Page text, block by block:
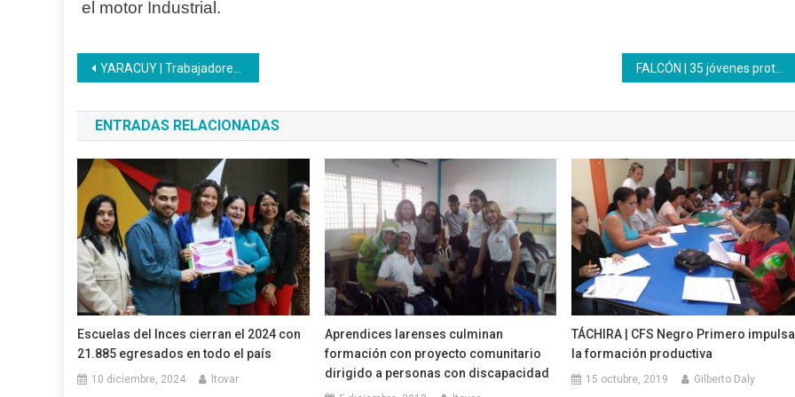
el motor Industrial.
Navegación
de
entradas
YARACUY | Trabajadores del Inces se beneficiaron con jornada de salud
ENTRADAS RELACIONADAS
Escuelas del Inces cierran el 2024 con
21.885 egresados en todo el país
10 diciembre, 2024 ltovar
Aprendices larenses culminan
formación con proyecto comunitario
dirigido a personas con discapacidad
TÁCHIRA | CFS Negro Primero impulsa
la formación productiva
15 octubre, 2019 Gilberto Daly